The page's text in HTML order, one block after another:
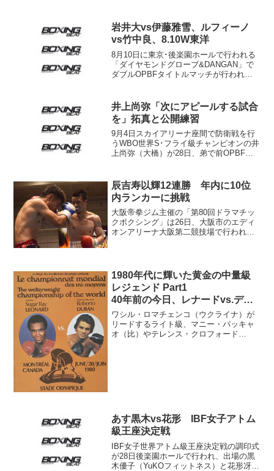
岩井大vs伊藤雅雪、ルフィーノ
vs竹中良、8.10W東洋
8月10日に東京･後楽園ホールで行われる
「ダイヤモンドグローブ&DANGAN」で
ダブルOPBFタイトルマッチが行われる
上したベルトを岩井大（三迫）と伊藤雅
雪（伴流）が...
井上尚弥「次にアピールする試合
を」拓真と公開練習
9月4日スカイアリーナ座間で防衛戦を行
うWBO世界S･フライ級チャンピオンの井
上尚弥（大橋）が28日、弟で前OPBF同
ーン・ゴーキャットジム（タイ）とV3
戦、拓真はフ...
辰吉寿以輝12連勝 年内に10位
内ランカーに挑戦
大阪帝拳ジム主催の「第80回ドラマチッ
クボクシング」は26日、大阪市のエディ
オンアリーナ大阪第二競技場で行われ、
で、デ...
1980年代に輝いた黄金の中量級
レジェンド Part1
40年前の今日、レナードvs.デュ
ランで激戦幕開け
ワシル・ロマチェンコ（ウクライナ）が
リードするライト級、マニー・パッキャ
オ（比）やテレンス・クロフォード
あす黒木vs花形 IBF女子アトム
級王座決定戦
IBF女子世界アトム級王座決定戦の調印式
が28日後楽園ホールで行われ、出場の黒
木優子（YuKOフィットネス）と花形冴美